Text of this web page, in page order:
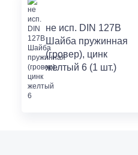
не исп. DIN 127В
Шайба пружинная
(гровер), цинк
желтый 6 (1 шт.)